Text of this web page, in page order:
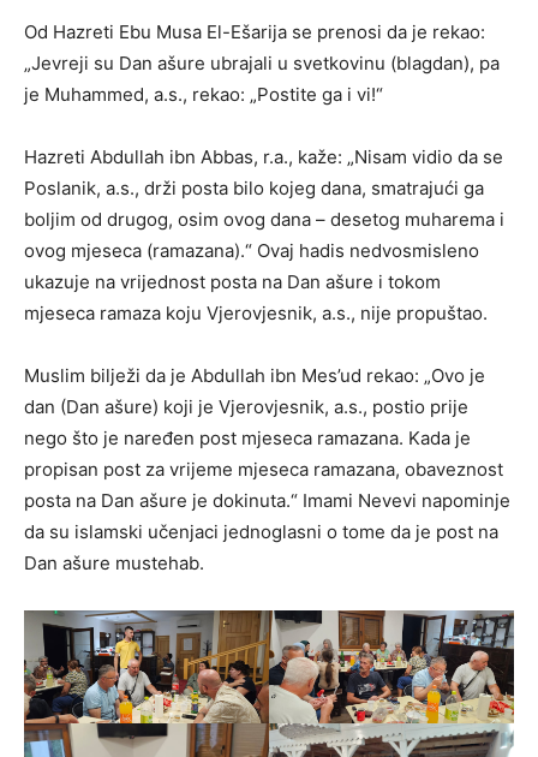
Od Hazreti Ebu Musa El-Ešarija se prenosi da je rekao:
„Jevreji su Dan ašure ubrajali u svetkovinu (blagdan), pa
je Muhammed, a.s., rekao: „Postite ga i vi!“
Hazreti Abdullah ibn Abbas, r.a., kaže: „Nisam vidio da se
Poslanik, a.s., drži posta bilo kojeg dana, smatrajući ga
boljim od drugog, osim ovog dana – desetog muharema i
ovog mjeseca (ramazana).“ Ovaj hadis nedvosmisleno
ukazuje na vrijednost posta na Dan ašure i tokom
mjeseca ramaza koju Vjerovjesnik, a.s., nije propuštao.
Muslim bilježi da je Abdullah ibn Mes’ud rekao: „Ovo je
dan (Dan ašure) koji je Vjerovjesnik, a.s., postio prije
nego što je naređen post mjeseca ramazana. Kada je
propisan post za vrijeme mjeseca ramazana, obaveznost
posta na Dan ašure je dokinuta.“ Imami Nevevi napominje
da su islamski učenjaci jednoglasni o tome da je post na
Dan ašure mustehab.